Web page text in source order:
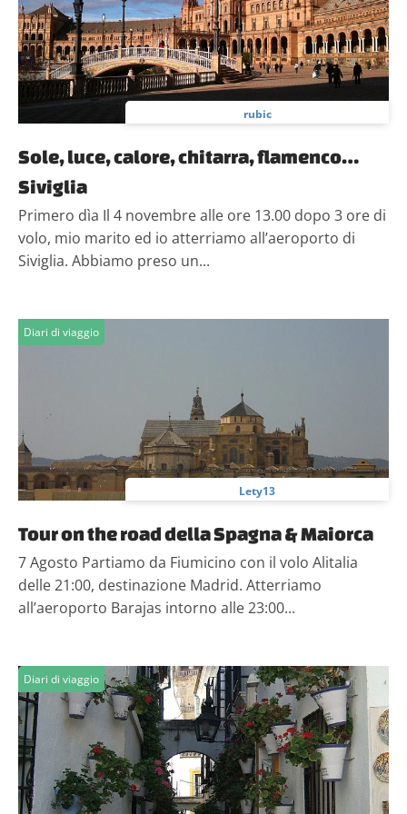
nostri partner che si occupano di analisi dei dati web,
pubblicità e social media, i quali potrebbero combinarle
con altre informazioni che hai fornito loro o che hanno
raccolto dal tuo utilizzo dei loro servizi.
rubic
Sole, luce, calore, chitarra, flamenco…
Siviglia
Primero dìa Il 4 novembre alle ore 13.00 dopo 3 ore di
volo, mio marito ed io atterriamo all’aeroporto di
Siviglia. Abbiamo preso un...
Diari di viaggio
Lety13
Tour on the road della Spagna & Maiorca
7 Agosto Partiamo da Fiumicino con il volo Alitalia
delle 21:00, destinazione Madrid. Atterriamo
all’aeroporto Barajas intorno alle 23:00...
Diari di viaggio